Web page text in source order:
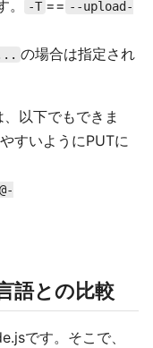
868テラバイトは
- ...
はPUTメソッ